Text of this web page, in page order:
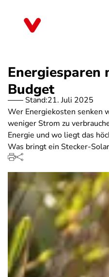
Energiesparen
Budget
Stand:21. Juli 2025
Wer Energiekosten senken
weniger Strom zu
Energie und wo liegt das
Was bringt ein Stecker-